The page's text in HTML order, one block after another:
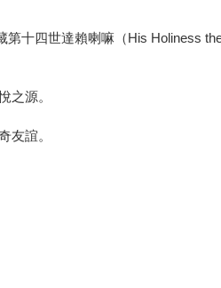
十四世達賴喇嘛（His Holiness
之源。
友誼。